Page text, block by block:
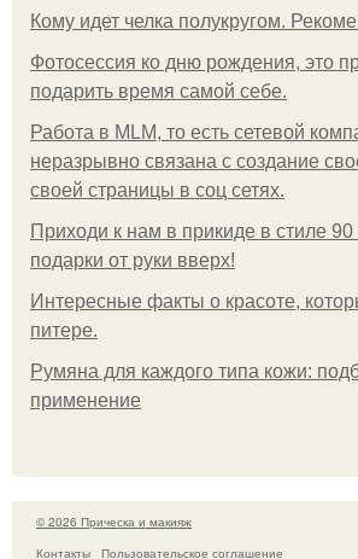
Кому идет челка полукругом.
Фотосессия ко дню рождения, это
подарить время самой себе.
Работа в MLM, то есть сетевой
неразрывно связана с создание
своей страницы в соц сетях.
Приходи к нам в прикиде в стиле 90
подарки от руки вверх!
Интересные факты о красоте,
питере.
Румяна для каждого типа кожи:
применение
© 2026 Прическа и макияж
Контакты
Пользовательское соглашение